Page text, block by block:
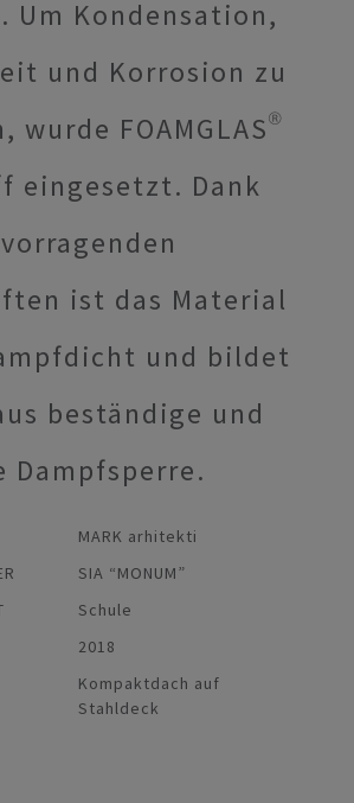
Um Kondensation,
und Korrosion zu
wurde FOAMGLAS®
eingesetzt. Dank
ist das Material
und bildet
beständige und
Dampfsperre.
MARK arhitekti
SIA “MONUM”
Schule
2018
Kompaktdach auf
Stahldeck